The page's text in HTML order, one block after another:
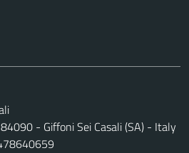
- Giffoni Sei Casali (SA) - Italy